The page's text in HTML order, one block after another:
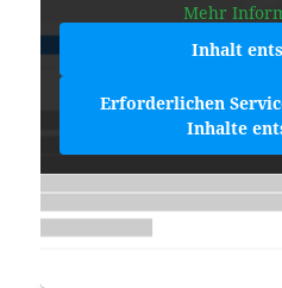
Mehr
Inhalt
Erforderlichen
Inhalte